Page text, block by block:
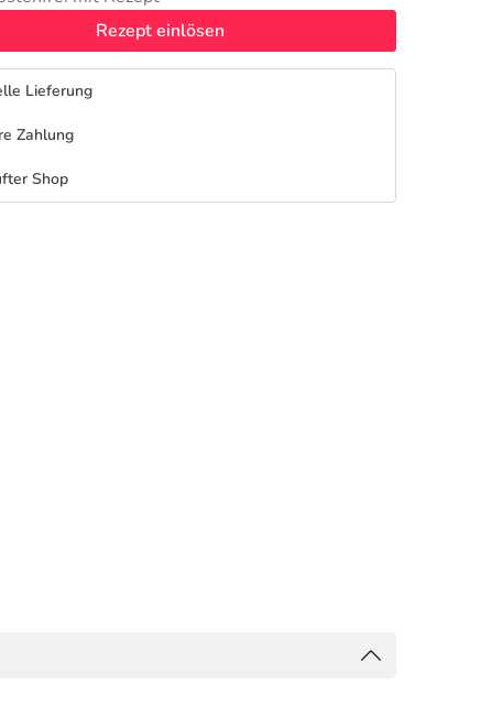
Rezept einlösen
Lieferung
Zahlung
Shop